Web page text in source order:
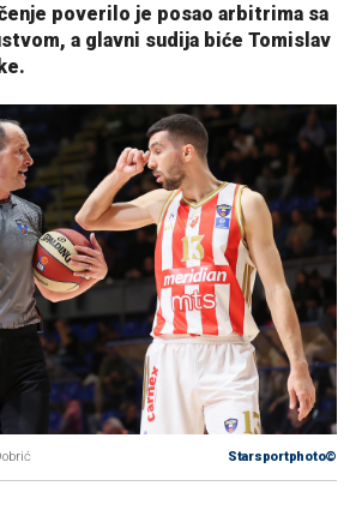
poverilo je posao arbitrima sa
a glavni sudija biće Tomislav
Starsportphoto©